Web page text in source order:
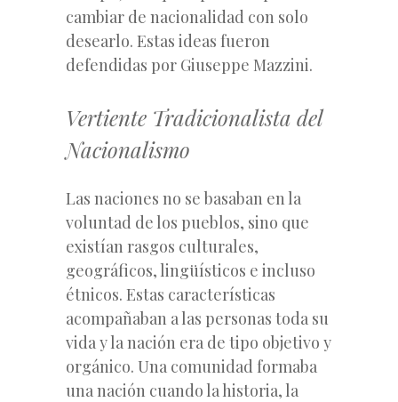
cambiar de nacionalidad con solo
desearlo. Estas ideas fueron
defendidas por Giuseppe Mazzini.
Vertiente Tradicionalista del
Nacionalismo
Las naciones no se basaban en la
voluntad de los pueblos, sino que
existían rasgos culturales,
geográficos, lingüísticos e incluso
étnicos. Estas características
acompañaban a las personas toda su
vida y la nación era de tipo objetivo y
orgánico. Una comunidad formaba
una nación cuando la historia, la